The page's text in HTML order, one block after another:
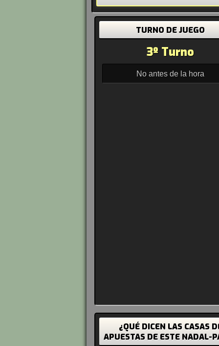
TURNO DE JUEGO
3º Turno
No antes de la hora
¿QUÉ DICEN LAS CASAS
APUESTAS DE ESTE NADAL-